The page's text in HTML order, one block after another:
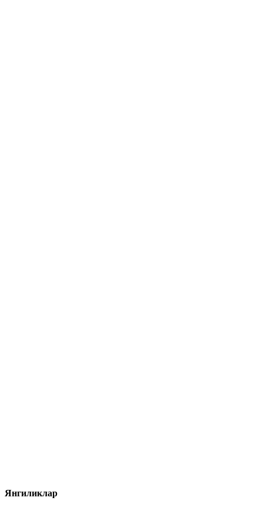
Янгиликлар